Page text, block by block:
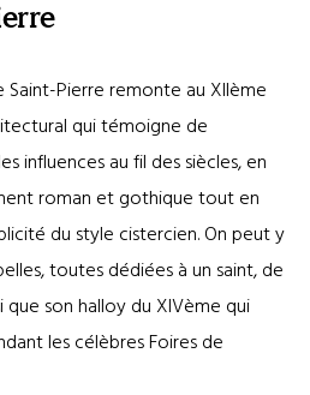
Saint-Pierre remonte au XIIème
qui témoigne de
influences au fil des siècles, en
roman et gothique tout en
du style cistercien. On peut y
toutes dédiées à un saint, de
que son halloy du XIVème qui
les célèbres Foires de